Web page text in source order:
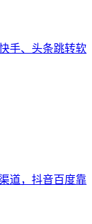
手、头条跳转软
道，抖音百度靠